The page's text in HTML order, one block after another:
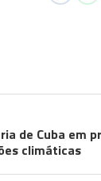
de Cuba em
climáticas